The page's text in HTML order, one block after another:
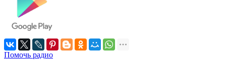
Помочь радио